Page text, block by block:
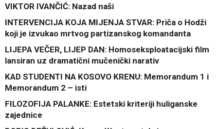
VIKTOR IVANČIĆ: Nazad naši
INTERVENCIJA KOJA MIJENJA STVAR: Priča o Hodži
koji je izvukao mrtvog partizanskog komandanta
LIJEPA VEČER, LIJEP DAN: Homoseksploatacijski film
lansiran uz dramatični mučenički narativ
KAD STUDENTI NA KOSOVO KRENU: Memorandum 1 i
Memorandum 2 – isti
FILOZOFIJA PALANKE: Estetski kriteriji huliganske
zajednice